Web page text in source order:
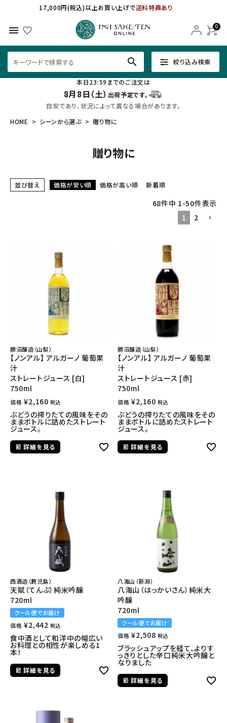
17,000円(税込)以上お買い上げで送料特典あり
menu 0
絞り込み検索
search
本日23:59までのご注文は
8月8日（土） 出荷予定です。
目安であり、状況によって異なる場合があります。
HOME
シーンから選ぶ 贈り物に
贈り物に
並び替え 価格が安い順 価格が高い順 新着順
68件中 1-50件表示
1
2
勝沼醸造（山梨）
【ノンアル】 アルガーノ 葡萄果
汁
ストレートジュース [白]
750ml
価格 ¥2,160 税込
ぶどうの搾りたての風味をその
ままボトルに詰めたストレート
ジュース。
詳細を見る
勝沼醸造（山梨）
【ノンアル】 アルガーノ 葡萄果
汁
ストレートジュース [赤]
750ml
価格 ¥2,160 税込
ぶどうの搾りたての風味をその
ままボトルに詰めたストレート
ジュース。
詳細を見る
西酒造（鹿児島）
天賦（てんぶ）純米吟醸
720ml
クール便でお届け
価格 ¥2,442 税込
食中酒として和洋中の幅広い
お料理との相性が楽しめる1
本！
詳細を見る
八海山（新潟）
八海山（はっかいさん）純米大
吟醸
720ml
クール便でお届け
価格 ¥2,508 税込
ブラッシュアップを経て、よりす
っきりとした辛口純米大吟醸と
なりました
詳細を見る